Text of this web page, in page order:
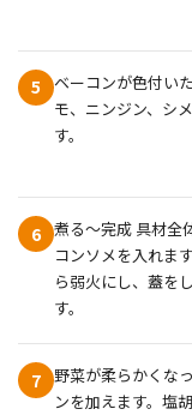
5
ベーコンが色付い
モ、ニンジン、シ
す。
6 煮る～完成 具材全
コンソメを入れま
ら弱火にし、蓋を
す。
7 野菜が柔らかくな
ンを加えます。塩